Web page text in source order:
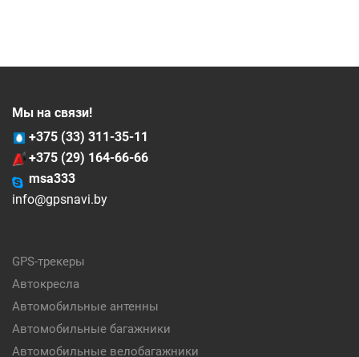
Мы на связи!
+375 (33) 311-35-11
+375 (29) 164-66-66
msa333
info@gpsnavi.by
GPS-трекеры
Автокресла
Автомобильные антенны
Автомобильные багажники
Автомобильные велобагажники